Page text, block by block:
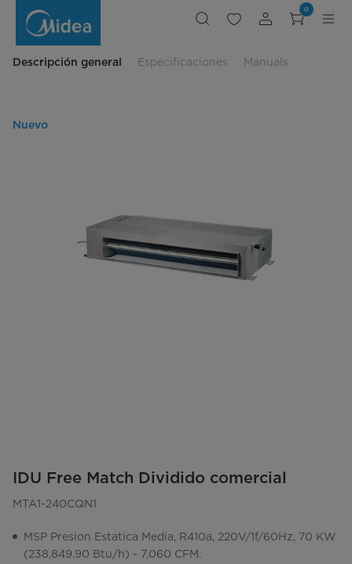
Dividido
240CQN1
0
Descripción general Especificaciones Manuals
Nuevo
IDU Free Match Dividido comercial
MTA1-240CQN1
MSP Presion Estatica Media, R410a, 220V/1f/60Hz, 70 KW
(238,849.90 Btu/h) - 7,060 CFM.